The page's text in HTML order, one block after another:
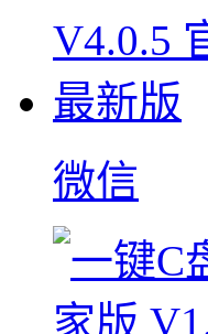
微信